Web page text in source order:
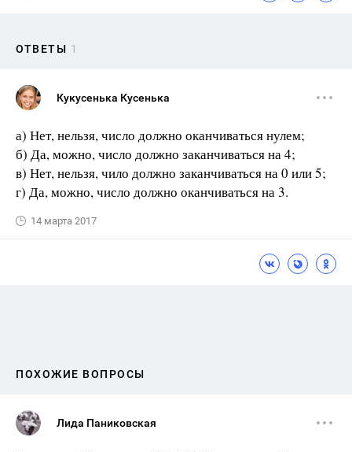
ОТВЕТЫ 1
Кукусенька Кусенька
а) Нет, нельзя, число должно оканчиваться нулем;
б) Да, можно, число должно заканчиваться на 4;
в) Нет, нельзя, чило должно заканчиваться на 0 или 5;
г) Да, можно, число должно оканчиваться на 3.
14 марта 2017
ПОХОЖИЕ ВОПРОСЫ
Лида Паниковская